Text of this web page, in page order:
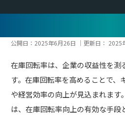
公開日： 2025年6月26日 ｜更新日： 2025
在庫回転率は、企業の収益性を測
す。在庫回転率を高めることで、
や経営効率の向上が見込まれます
は、在庫回転率向上の有効な手段